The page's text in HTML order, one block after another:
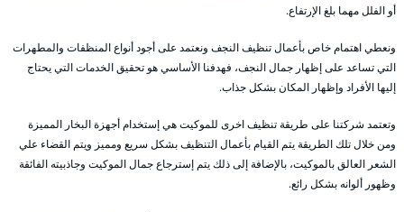
أو الفلل مهما بلغ الإرتفاع.
ونعطي اهتمام خاص بأعمال تنظيف النجف ونعتمد على أجود أنواع المنظفات والمطهرات
التي تساعد على إظهار جمال النجف، فهدفنا الأساسي هو تحقيق الخدمات التي يحتاج
إليها الأفراد وإظهار المكان بشكل جذاب.
وتعتمد شركتنا على طريقة تنظيف اخرى للموكيت هي إستخدام أجهزة البخار المميزة
ومن خلال تلك الطريقة يتم القيام بأعمال التنظيف بشكل سريع ومميز ويتم القضاء علي
الشعر العالق بالموكيت، بالإضافة إلى ذلك يتم إسترجاع جمال الموكيت وجاذبيته الفائقة
وظهور ألوانه بشكل رائع.